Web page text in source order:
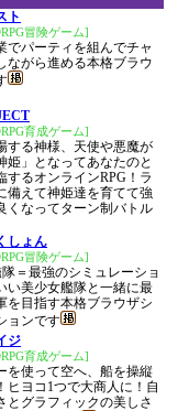
ト
冒険ゲーム]
でパーティを組んでチャ
ながら進める本格ブラウ
育成ゲーム]
する神様、天使や悪魔が
姫」となってあなたのと
するオンラインRPG！ラ
備えて神姫達を育てて強
くなってターン制バトル
しょん
冒険ゲーム]
＝最強のシミュレーショ
い美少女艦隊と一緒に最
を目指す本格ブラウザシ
ョンです
ジ
育成ゲーム]
を使って空へ、船を操縦
ヒヨコ1つで大商人に！自
とグラフィックの美しさ